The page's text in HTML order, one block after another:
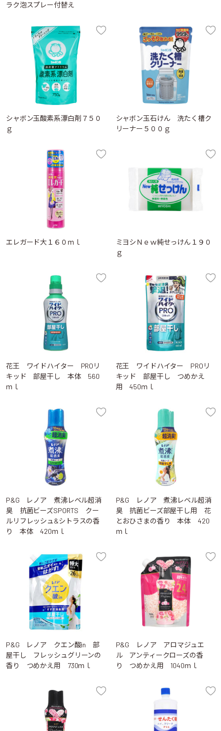
ラク泡スプレー付替え
シャボン玉酸素系漂白剤７５０
ｇ
シャボン玉石けん 洗たく槽ク
リーナー５００ｇ
エレガード大１６０ｍｌ
ミヨシＮｅｗ純せっけん１９０
ｇ
花王 ワイドハイター PROリ
キッド 部屋干し 本体 560
ｍｌ
花王 ワイドハイター PROリ
キッド 部屋干し つめかえ
用 450ｍｌ
P&G レノア 煮沸レベル超消
臭 抗菌ビーズSPORTS クー
ルリフレッシュ&シトラスの香
り 本体 420ｍｌ
P&G レノア 煮沸レベル超消
臭 抗菌ビーズ部屋干し用 花
とおひさまの香り 本体 420
ｍｌ
P&G レノア クエン酸in 部
屋干し フレッシュグリーンの
香り つめかえ用 730ｍｌ
P&G レノア アロマジュエ
ル アンティークローズの香
り つめかえ用 1040ｍｌ